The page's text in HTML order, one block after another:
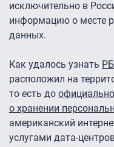
исключительно в
информацию о месте
данных.
Как удалось узнать
расположил на
то есть до
о хранении
американский
услугами дата-